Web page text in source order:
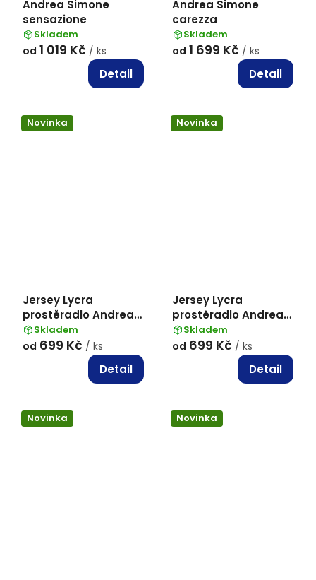
Andrea Simone
sensazione
Skladem
od 1 019 Kč / ks
Detail
Andrea Simone
carezza
Skladem
od 1 699 Kč / ks
Detail
Novinka
Jersey Lycra
prostěradlo Andrea
Simone boxspring -
Pudrová (Pale
Dogwood 13-1404)
Skladem
od 699 Kč / ks
Detail
Novinka
Jersey Lycra
prostěradlo Andrea
Simone boxspring -
Modrá (Della Robbia
Blue 16-4020)
Skladem
od 699 Kč / ks
Detail
Novinka Novinka